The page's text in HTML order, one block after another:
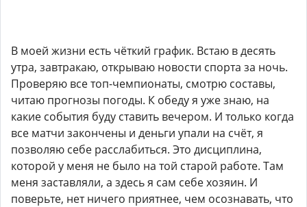
В моей жизни есть чёткий график. Встаю в десять
утра, завтракаю, открываю новости спорта за ночь.
Проверяю все топ-чемпионаты, смотрю составы,
читаю прогнозы погоды. К обеду я уже знаю, на
какие события буду ставить вечером. И только когда
все матчи закончены и деньги упали на счёт, я
позволяю себе расслабиться. Это дисциплина,
которой у меня не было на той старой работе. Там
меня заставляли, а здесь я сам себе хозяин. И
поверьте, нет ничего приятнее, чем осознавать, что